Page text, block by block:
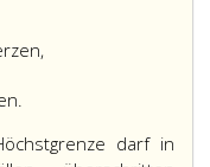
darf in